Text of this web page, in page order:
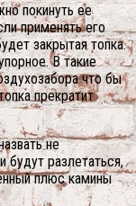
покинуть ее
применять его
закрытая топка.
В такие
что бы
прекратит
не
будут разлетаться,
плюс камины